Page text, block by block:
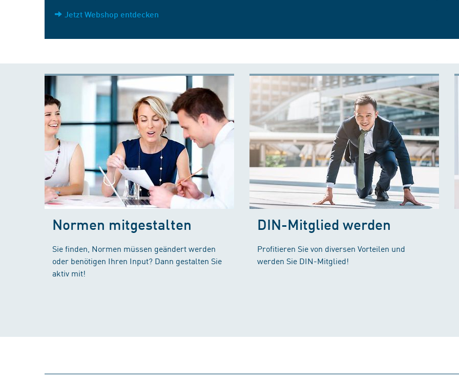
Jetzt Webshop entdecken
Normen mitgestalten
Sie finden, Normen müssen geändert werden
oder benötigen Ihren Input? Dann gestalten Sie
aktiv mit!
DIN-Mitglied werden
Profitieren Sie von diversen Vorteilen und
werden Sie DIN-Mitglied!